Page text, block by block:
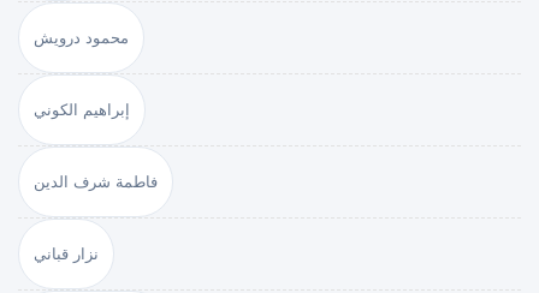
محمود درويش
إبراهيم الكوني
فاطمة شرف الدين
نزار قباني